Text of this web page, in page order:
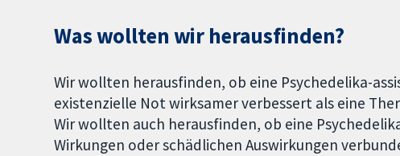
Was wollten wir herausfinden?
Wir wollten herausfinden, ob eine Psychedelika-
existenzielle Not wirksamer verbessert als eine
Wir wollten auch herausfinden, ob eine
Wirkungen oder schädlichen Auswirkungen